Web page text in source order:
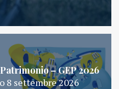
– GEP 2026
8 settembre 2026